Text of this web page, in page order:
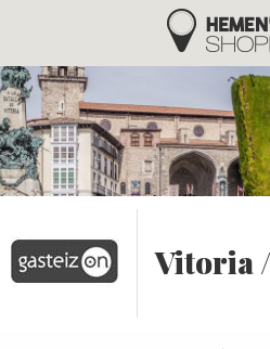
Pasar al contenido principal
Hemengo Shopping
Vitoria